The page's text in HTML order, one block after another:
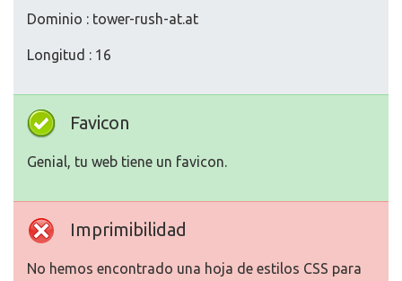
Dominio : tower-rush-at.at
Longitud : 16
Favicon
Genial, tu web tiene un favicon.
Imprimibilidad
No hemos encontrado una hoja de estilos CSS para